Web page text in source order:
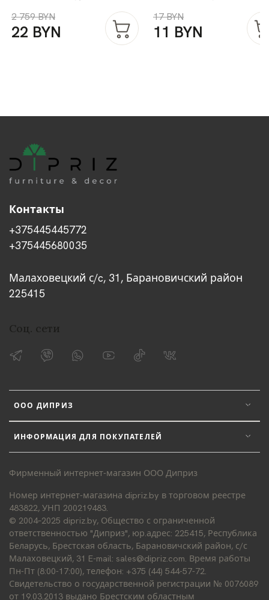
завтрака в постель Флоутард, для
кухни, бурый
2 759 BYN
22 BYN
17 BYN
11 BYN
ООО ДИПРИЗ
ИНФОРМАЦИЯ ДЛЯ ПОКУПАТЕЛЕЙ
Контакты
+375445445772
+375445680035
Малаховецкий с/c, 31, Барановичский район
225415
Соц. сети
Фирменный интернет-магазин ООО Диприз
Номер интернет-магазина dipriz.by в торговом реестре
483822, УНП 200219483.
© 2004–2025 dipriz.by, Общество с ограниченной
ответственностью "Диприз", юр.адрес: 225415, Республика
Беларусь, Брестская область, Барановичский район, с/с
Малаховецкий, 31 E-mail: sales@dipriz.com. Время работы
Пн-Пт (8:00-17:00), телефон: +375 (44) 544-57-72.
Свидетельство о государственной регистрации № 0076089
от 19.03.2013 выдано Брестским областным